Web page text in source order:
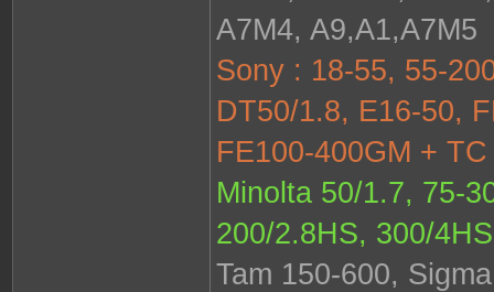
A7M4, A9,A1,A7M5
Sony : 18-55, 55-
DT50/1.8, E16-50,
FE100-400GM +
Minolta 50/1.7, 75-
200/2.8HS, 300/
Tam 150-600,